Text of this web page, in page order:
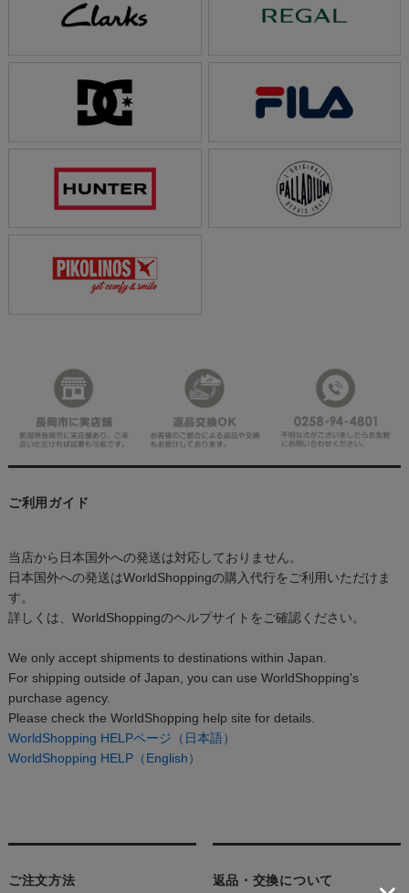
ご利用ガイド
当店から日本国外への発送は対応しておりません。
日本国外への発送はWorldShoppingの購入代行をご利用いただけま
す。
詳しくは、WorldShoppingのヘルプサイトをご確認ください。
We only accept shipments to destinations within Japan.
For shipping outside of Japan, you can use WorldShopping's
purchase agency.
Please check the WorldShopping help site for details.
WorldShopping HELPページ（日本語）
WorldShopping HELP（English）
ご注文方法 返品・交換について